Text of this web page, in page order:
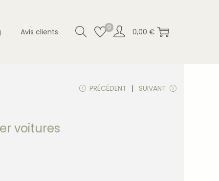
Avis clients 0 0,00 €
PRÉCÉDENT SUIVANT
voitures